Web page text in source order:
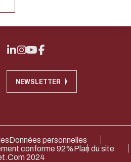
NEWSLETTER
Données personnelles
conforme 92%Plan du site
2024